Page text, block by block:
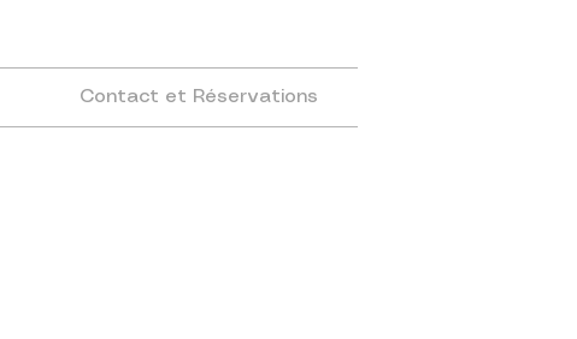
Contact et Réservations